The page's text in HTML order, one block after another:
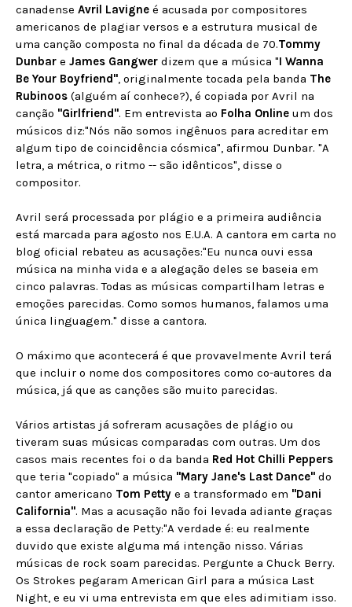
canadense Avril Lavigne é acusada por compositores
americanos de plagiar versos e a estrutura musical de
uma canção composta no final da década de 70.Tommy
Dunbar e James Gangwer dizem que a música "I Wanna
Be Your Boyfriend", originalmente tocada pela banda The
Rubinoos (alguém aí conhece?), é copiada por Avril na
canção "Girlfriend". Em entrevista ao Folha Online um dos
músicos diz:"Nós não somos ingênuos para acreditar em
algum tipo de coincidência cósmica", afirmou Dunbar. "A
letra, a métrica, o ritmo -- são idênticos", disse o
compositor.
Avril será processada por plágio e a primeira audiência
está marcada para agosto nos E.U.A. A cantora em carta no
blog oficial rebateu as acusações:"Eu nunca ouvi essa
música na minha vida e a alegação deles se baseia em
cinco palavras. Todas as músicas compartilham letras e
emoções parecidas. Como somos humanos, falamos uma
única linguagem." disse a cantora.
O máximo que acontecerá é que provavelmente Avril terá
que incluir o nome dos compositores como co-autores da
música, já que as canções são muito parecidas.
Vários artistas já sofreram acusações de plágio ou
tiveram suas músicas comparadas com outras. Um dos
casos mais recentes foi o da banda Red Hot Chilli Peppers
que teria "copiado" a música "Mary Jane's Last Dance" do
cantor americano Tom Petty e a transformado em "Dani
California". Mas a acusação não foi levada adiante graças
a essa declaração de Petty:"A verdade é: eu realmente
duvido que existe alguma má intenção nisso. Várias
músicas de rock soam parecidas. Pergunte a Chuck Berry.
Os Strokes pegaram American Girl para a música Last
Night, e eu vi uma entrevista em que eles adimitiam isso.